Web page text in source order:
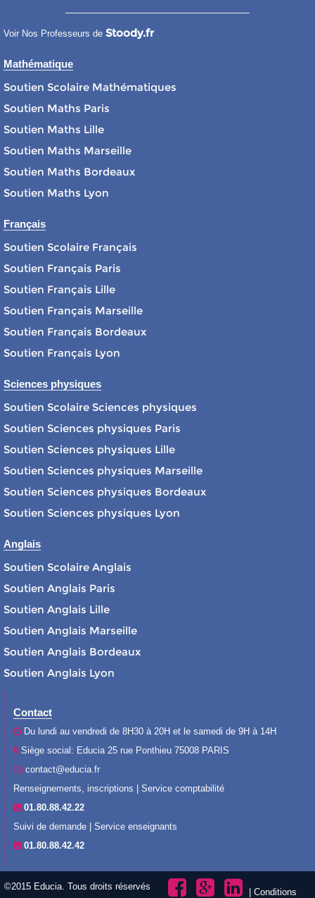
Voir Nos Professeurs de Stoody.fr
Mathématique
Soutien Scolaire Mathématiques
Soutien Maths Paris
Soutien Maths Lille
Soutien Maths Marseille
Soutien Maths Bordeaux
Soutien Maths Lyon
Français
Soutien Scolaire Français
Soutien Français Paris
Soutien Français Lille
Soutien Français Marseille
Soutien Français Bordeaux
Soutien Français Lyon
Sciences physiques
Soutien Scolaire Sciences physiques
Soutien Sciences physiques Paris
Soutien Sciences physiques Lille
Soutien Sciences physiques Marseille
Soutien Sciences physiques Bordeaux
Soutien Sciences physiques Lyon
Anglais
Soutien Scolaire Anglais
Soutien Anglais Paris
Soutien Anglais Lille
Soutien Anglais Marseille
Soutien Anglais Bordeaux
Soutien Anglais Lyon
Contact
Du lundi au vendredi de 8H30 à 20H et le samedi de 9H à 14H
Siège social: Educia 25 rue Ponthieu 75008 PARIS
contact@educia.fr
Renseignements, inscriptions | Service comptabilité
01.80.88.42.22
Suivi de demande | Service enseignants
01.80.88.42.42
©2015 Educia. Tous droits réservés
| Conditions